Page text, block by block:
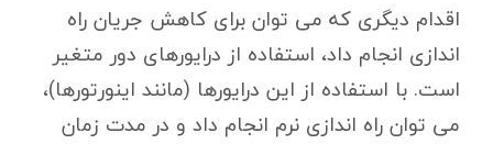
اقدام دیگری که می توان برای کاهش جریان راه
اندازی انجام داد، استفاده از درایورهای دور متغیر
است. با استفاده از این درایورها (مانند اینورتورها)،
می توان راه اندازی نرم انجام داد و در مدت زمان